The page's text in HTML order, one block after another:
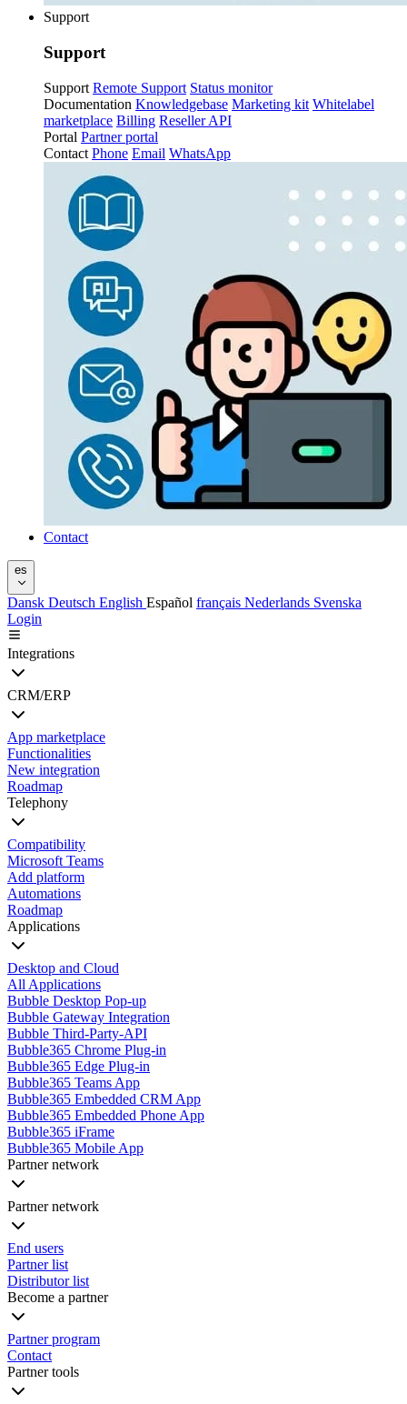
Support
Support
Support Remote Support Status monitor
Documentation Knowledgebase Marketing kit Whitelabel
marketplace Billing Reseller API
Portal Partner portal
Contact Phone Email WhatsApp
Contact
es
Dansk Deutsch English Español français Nederlands Svenska
Login
Integrations
CRM/ERP
App marketplace
Functionalities
New integration
Roadmap
Telephony
Compatibility
Microsoft Teams
Add platform
Automations
Roadmap
Applications
Desktop and Cloud
All Applications
Bubble Desktop Pop-up
Bubble Gateway Integration
Bubble Third-Party-API
Bubble365 Chrome Plug-in
Bubble365 Edge Plug-in
Bubble365 Teams App
Bubble365 Embedded CRM App
Bubble365 Embedded Phone App
Bubble365 iFrame
Bubble365 Mobile App
Partner network
Partner network
End users
Partner list
Distributor list
Become a partner
Partner program
Contact
Partner tools